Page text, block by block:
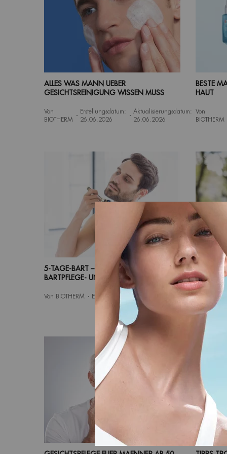
ALLES WAS MANN UEBER
GESICHTSREINIGUNG WISSEN MUSS
Von
BIOTHERM
Erstellungsdatum:
26.06.2026
Aktualisierungsdatum:
26.06.2026
BESTE
HAUT
Von
BIOTHERM
5-TAGE-BART – DIE RICHTIGE
BARTPFLEGE- UND STYLINGROUTINE
Von BIOTHERM Erstellungsdatum:
BART-
PASST
Von